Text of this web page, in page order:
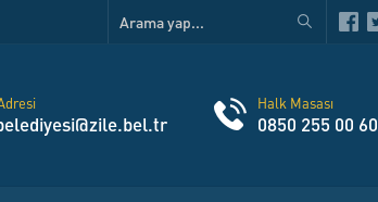
Halk Masası
0850 255 00 60